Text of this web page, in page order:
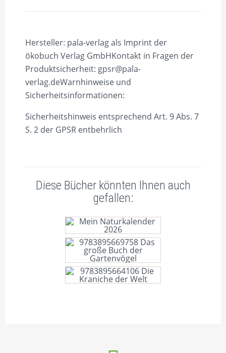
Hersteller: pala-verlag als Imprint der
ökobuch Verlag GmbHKontakt in Fragen der
Produktsicherheit: gpsr@pala-
verlag.deWarnhinweise und
Sicherheitsinformationen:
Sicherheitshinweis entsprechend Art. 9 Abs. 7
S. 2 der GPSR entbehrlich
Diese Bücher könnten Ihnen auch
gefallen:
MEIN NATURKALENDER
2026
DAS GROSSE BUCH DER G
ARTENVÖGEL